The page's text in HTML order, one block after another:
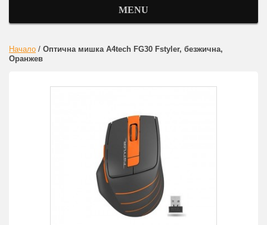
MENU
Начало / Оптична мишка A4tech FG30 Fstyler, безжична,
Оранжев